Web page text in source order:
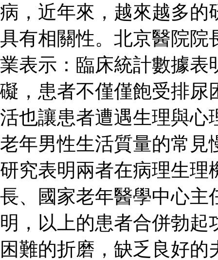
病，近年來，越來越多的
具有相關性。北京醫院院
業表示：臨床統計數據表
礙，患者不僅僅飽受排尿
活也讓患者遭遇生理與心
老年男性生活質量的常見
研究表明兩者在病理生理
長、國家老年醫學中心主
明，以上的患者合併勃
困難的折磨，缺乏良好